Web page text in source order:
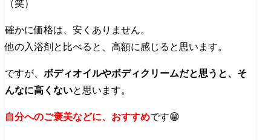
（笑）
確かに価格は、安くありません。
他の入浴剤と比べると、高額に感じると思います。
ですが、 ボディオイルやボディクリームだと思うと、そ
んなに高くないと思います。
自分へのご褒美などに、おすすめです😁